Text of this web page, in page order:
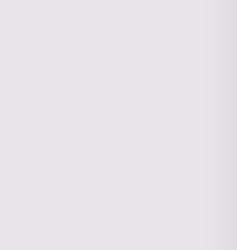
planejados embutidos.
da Gleba Palhano,
Igapó.